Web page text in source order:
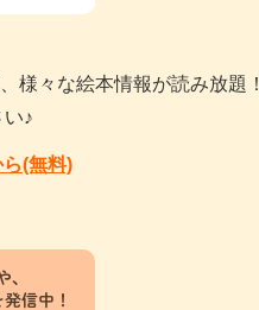
様々な絵本情報が読み放題！
♪
(無料)
、
信中！